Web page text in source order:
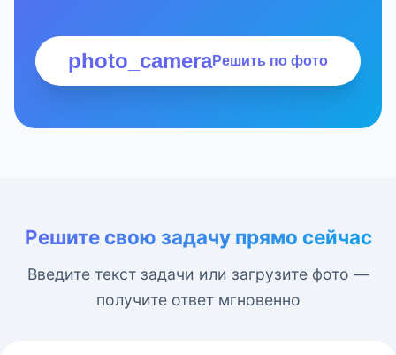
photo_cameraРешить по фото
Решите свою задачу прямо сейчас
Введите текст задачи или загрузите фото —
получите ответ мгновенно